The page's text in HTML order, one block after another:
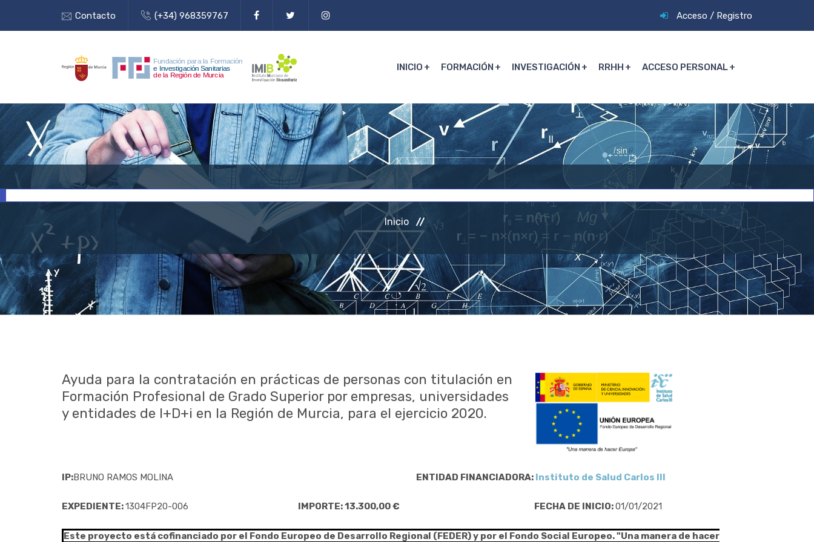
Contacto (+34) 968359767 Acceso / Registro
INICIO FORMACIÓN INVESTIGACIÓN RRHH ACCESO PERSONAL
Inicio
Ayuda para la contratación en prácticas de personas con titulación en
Formación Profesional de Grado Superior por empresas, universidades
y entidades de I+D+i en la Región de Murcia, para el ejercicio 2020.
IP:BRUNO RAMOS MOLINA ENTIDAD FINANCIADORA: Instituto de Salud Carlos III
EXPEDIENTE:1304FP20-006 IMPORTE: 13.300,00 € FECHA DE INICIO:01/01/2021
Este proyecto está cofinanciado por el Fondo Europeo de Desarrollo Regional (FEDER) y por el Fondo Social Europeo. "Una manera de hacer